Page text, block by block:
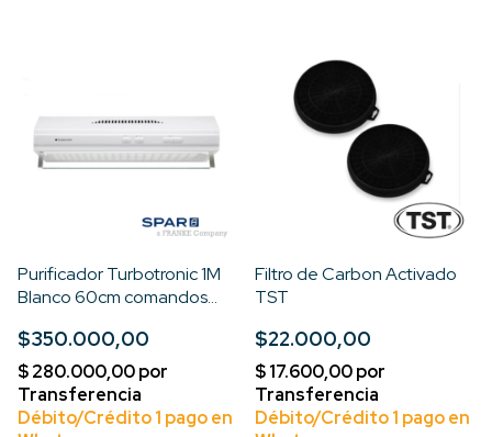
Purificador Turbotronic 1M
Blanco 60cm comandos
$350.000,00
Filtro de Carbon Activado
TST
$22.000,00